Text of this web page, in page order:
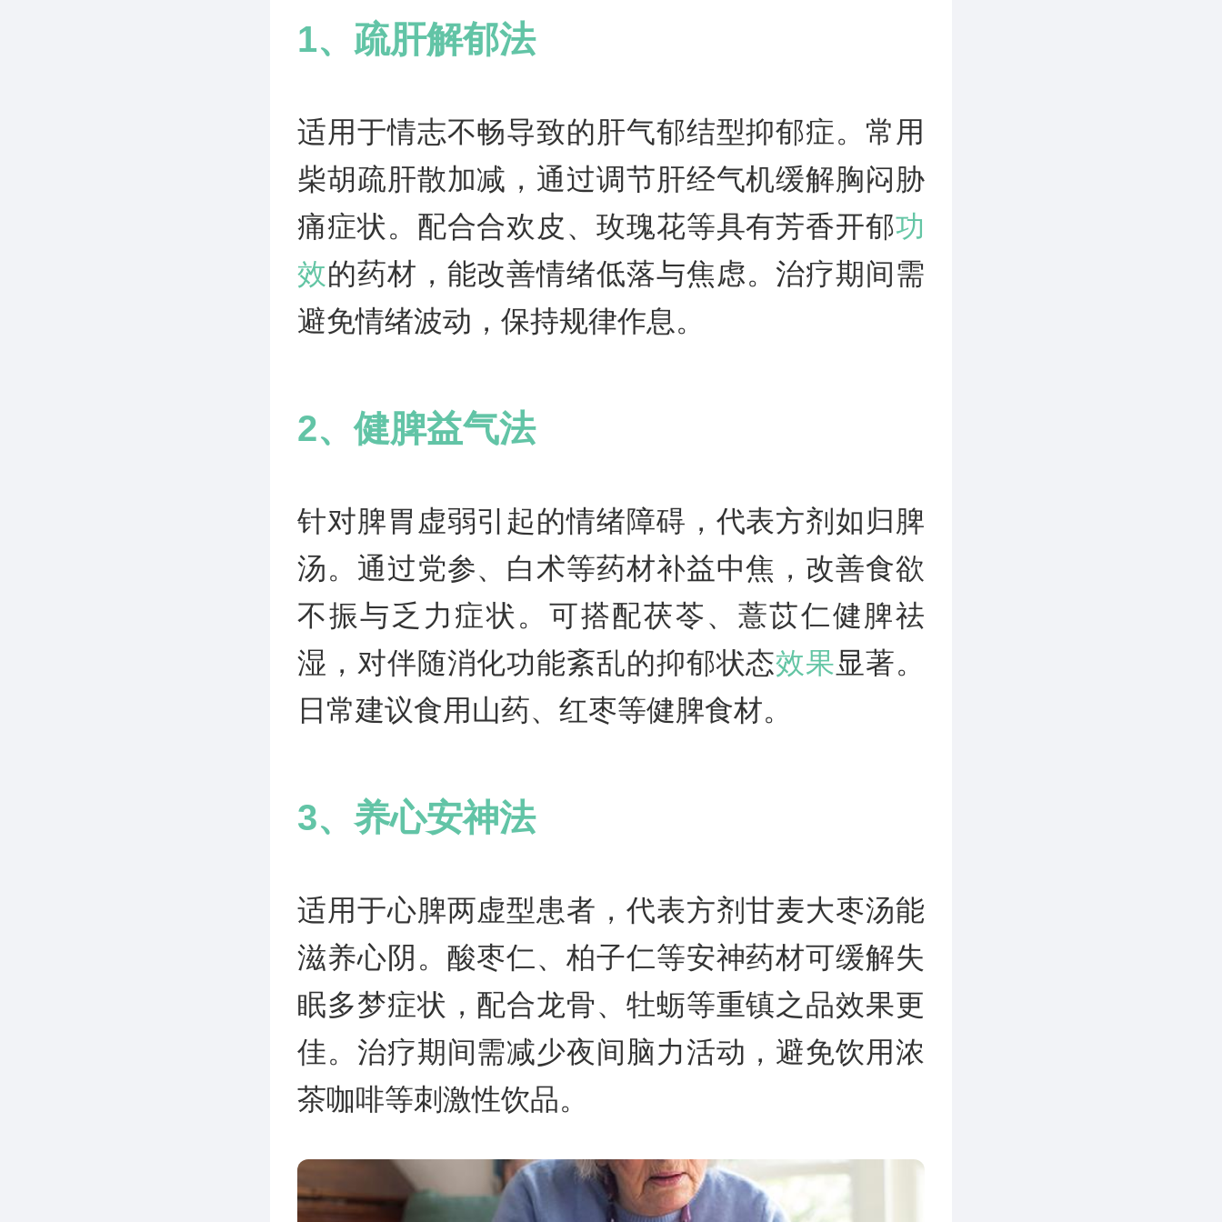
1、疏肝解郁法
适用于情志不畅导致的肝气郁结型抑郁症。常用
柴胡疏肝散加减，通过调节肝经气机缓解胸闷胁
痛症状。配合合欢皮、玫瑰花等具有芳香开郁功
效的药材，能改善情绪低落与焦虑。治疗期间需
避免情绪波动，保持规律作息。
2、健脾益气法
针对脾胃虚弱引起的情绪障碍，代表方剂如归脾
汤。通过党参、白术等药材补益中焦，改善食欲
不振与乏力症状。可搭配茯苓、薏苡仁健脾祛
湿，对伴随消化功能紊乱的抑郁状态效果显著。
日常建议食用山药、红枣等健脾食材。
3、养心安神法
适用于心脾两虚型患者，代表方剂甘麦大枣汤能
滋养心阴。酸枣仁、柏子仁等安神药材可缓解失
眠多梦症状，配合龙骨、牡蛎等重镇之品效果更
佳。治疗期间需减少夜间脑力活动，避免饮用浓
茶咖啡等刺激性饮品。